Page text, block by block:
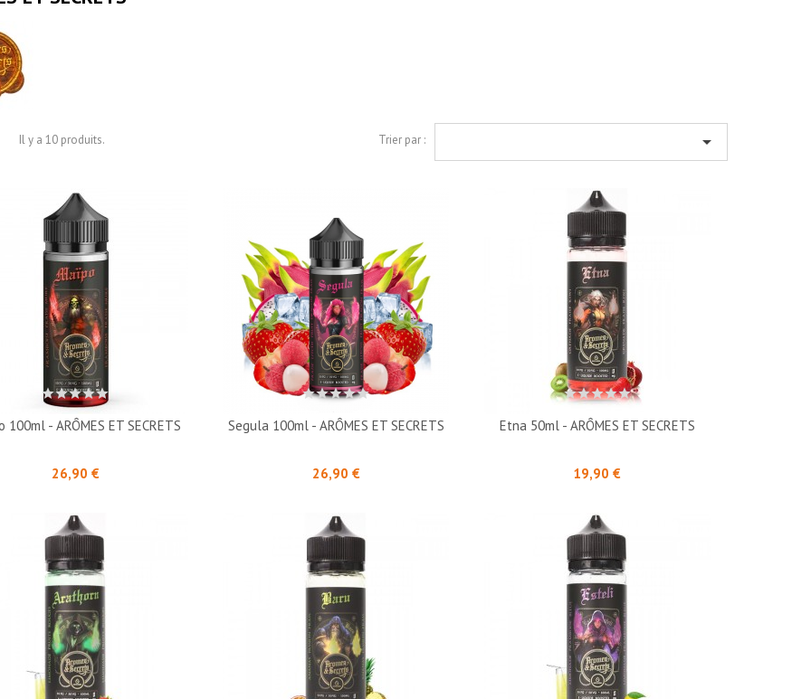
Il y a 10 produits. Trier par : 
100ml - ARÔMES ET SECRETS
26,90 €Prix
Segula 100ml - ARÔMES ET SECRETS
26,90 €Prix
Etna 50ml - ARÔMES ET SECRETS
19,90 €